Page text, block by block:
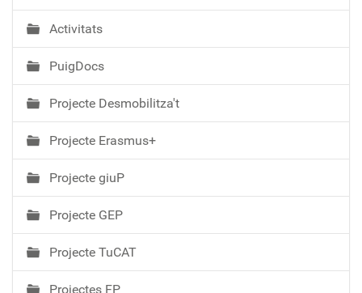
Activitats
PuigDocs
Projecte Desmobilitza't
Projecte Erasmus+
Projecte giuP
Projecte GEP
Projecte TuCAT
Projectes FP